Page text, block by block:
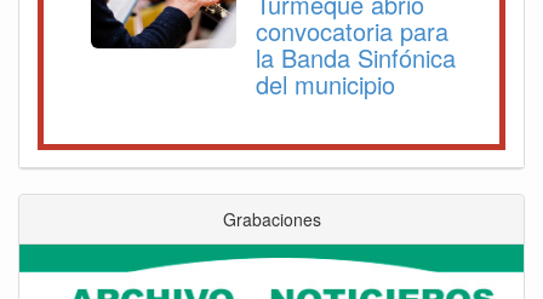
convocatoria para
la Banda Sinfónica
del municipio
Grabaciones